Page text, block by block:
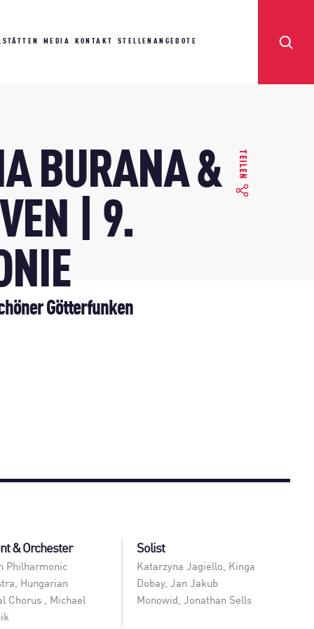
MEDIA KONTAKT STELLENANGEBOTE
BURANA &
| 9.
Götterfunken
TEILEN
& Orchester
Philharmonic
, Hungarian
Chorus , Michael
Solist
Katarzyna Jagiello, Kinga
Dobay,Jan Jakub
Monowid,Jonathan Sells